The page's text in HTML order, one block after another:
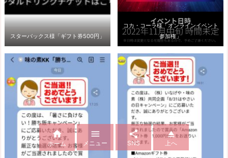
スターバックス様「ギフト券500円」
コカ・コーラ様「オンラインイベント
参加権」

ホーム

メニュー

SNS

上へ